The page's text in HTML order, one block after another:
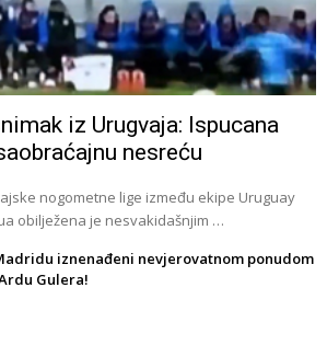
iz Urugvaja: Ispucana
nesreću
nogometne lige između ekipe Uruguay
obilježena je nesvakidašnjim …
iznenađeni nevjerovatnom ponudom
Gulera!